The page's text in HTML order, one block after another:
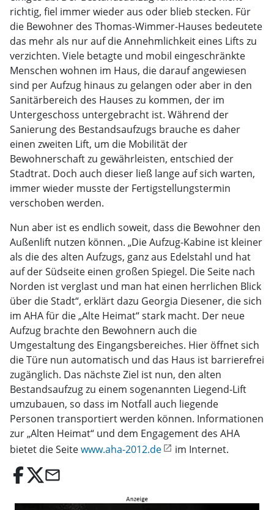
richtig, fiel immer wieder aus oder blieb stecken. Für
die Bewohner des Thomas-Wimmer-Hauses bedeutete
das mehr als nur auf die Annehmlichkeit eines Lifts zu
verzichten. Viele betagte und mobil eingeschränkte
Menschen wohnen im Haus, die darauf angewiesen
sind per Aufzug hinaus zu gelangen oder aber in den
Sanitärbereich des Hauses zu kommen, der im
Untergeschoss untergebracht ist. Während der
Sanierung des Bestandsaufzugs brauche es daher
einen zweiten Lift, um die Mobilität der
Bewohnerschaft zu gewährleisten, entschied der
Stadtrat. Doch auch dieser ließ lange auf sich warten,
immer wieder musste der Fertigstellungstermin
verschoben werden.
Nun aber ist es endlich soweit, dass die Bewohner den
Außenlift nutzen können. „Die Aufzug-Kabine ist kleiner
als die des alten Aufzugs, ganz aus Edelstahl und hat
auf der Südseite einen großen Spiegel. Die Seite nach
Norden ist verglast und man hat einen herrlichen Blick
über die Stadt“, erklärt dazu Georgia Diesener, die sich
im AHA für die „Alte Heimat“ stark macht. Der neue
Aufzug brachte den Bewohnern auch die
Umgestaltung des Eingangsbereiches. Hier öffnet sich
die Türe nun automatisch und das Haus ist barrierefrei
zugänglich. Das nächste Ziel ist nun, den alten
Bestandsaufzug zu einem sogenannten Liegend-Lift
umzubauen, so dass im Notfall auch liegende
Personen transportiert werden können. Informationen
zur „Alten Heimat“ und dem Engagement des AHA
bietet die Seitewww.aha-2012.de im Internet.
email